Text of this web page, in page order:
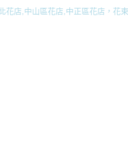
花店,中山區花店,中正區花店，花